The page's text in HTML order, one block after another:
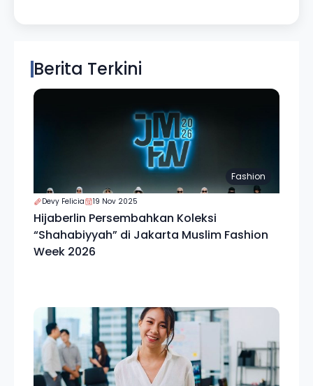
Berita Terkini
Fashion
Devy Felicia 19 Nov 2025
Hijaberlin Persembahkan Koleksi
“Shahabiyyah” di Jakarta Muslim Fashion
Week 2026